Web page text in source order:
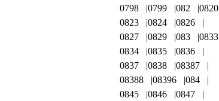
0798
0799 082
0820
0823
0824
0826
0827
0829 083
0833
0834
0835
0836
0837
0838
08387
08388
08396
084
0845
0846
0847